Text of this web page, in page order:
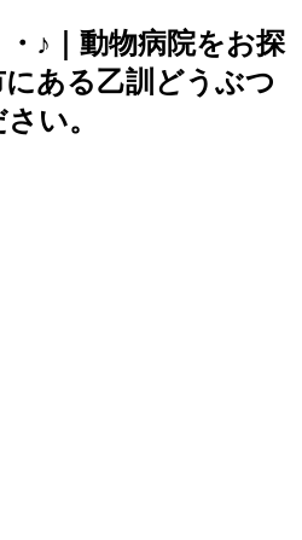
♪｜動物病院をお探
ある乙訓どうぶつ
い。